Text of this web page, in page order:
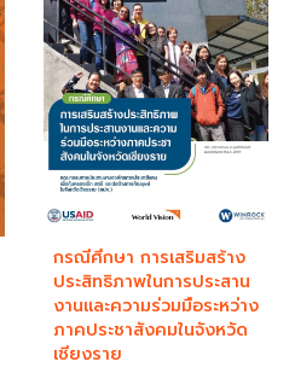
กรณีศึกษา การเสริมสร้าง
ประสิทธิภาพในการประสาน
งานและความร่วมมือระหว่าง
ภาคประชาสังคมในจังหวัด
เชียงราย